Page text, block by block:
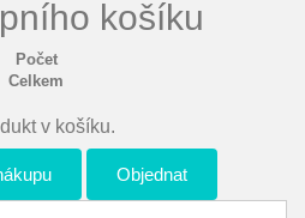
košíku
Počet
Celkem
v košíku.
Objednat